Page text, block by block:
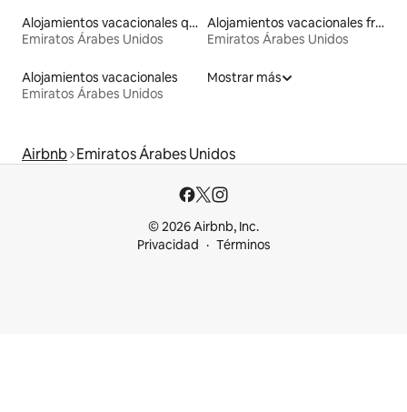
Alojamientos vacacionales que admiten mascotas
Emiratos Árabes Unidos
Alojamientos vacacionales frente a la playa
Emiratos Árabes Unidos
Alojamientos vacacionales
Emiratos Árabes Unidos
Mostrar más
Airbnb Emiratos Árabes Unidos
© 2026 Airbnb, Inc.
Privacidad
Términos